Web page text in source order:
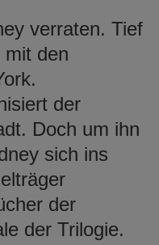
verraten. Tief
den
der
Doch um ihn
sich ins
der
der Trilogie.